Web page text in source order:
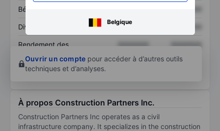
Belgique
Bénéfice par action
Dividende par action XXXXXXX
Rendement des
XXXXXXX
XXXXXXX
Ouvrir un compte pour accéder à d’autres outils
techniques et d’analyses.
À propos Construction Partners Inc.
Construction Partners Inc operates as a civil
infrastructure company. It specializes in the construction